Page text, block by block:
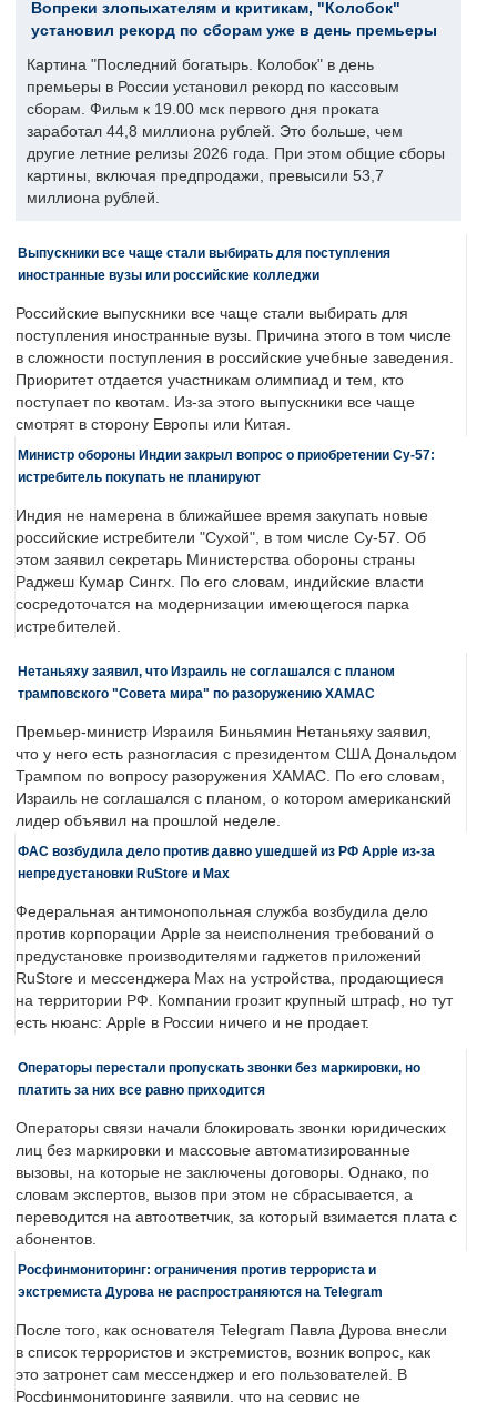
Вопреки злопыхателям и критикам, "Колобок"
установил рекорд по сборам уже в день премьеры
Картина "Последний богатырь. Колобок" в день
премьеры в России установил рекорд по кассовым
сборам. Фильм к 19.00 мск первого дня проката
заработал 44,8 миллиона рублей. Это больше, чем
другие летние релизы 2026 года. При этом общие сборы
картины, включая предпродажи, превысили 53,7
миллиона рублей.
Выпускники все чаще стали выбирать для поступления
иностранные вузы или российские колледжи
Российские выпускники все чаще стали выбирать для
поступления иностранные вузы. Причина этого в том числе
в сложности поступления в российские учебные заведения.
Приоритет отдается участникам олимпиад и тем, кто
поступает по квотам. Из-за этого выпускники все чаще
смотрят в сторону Европы или Китая.
Министр обороны Индии закрыл вопрос о приобретении Су-57:
истребитель покупать не планируют
Индия не намерена в ближайшее время закупать новые
российские истребители "Сухой", в том числе Су-57. Об
этом заявил секретарь Министерства обороны страны
Раджеш Кумар Сингх. По его словам, индийские власти
сосредоточатся на модернизации имеющегося парка
истребителей.
Нетаньяху заявил, что Израиль не соглашался с планом
трамповского "Совета мира" по разоружению ХАМАС
Премьер-министр Израиля Биньямин Нетаньяху заявил,
что у него есть разногласия с президентом США Дональдом
Трампом по вопросу разоружения ХАМАС. По его словам,
Израиль не соглашался с планом, о котором американский
лидер объявил на прошлой неделе.
ФАС возбудила дело против давно ушедшей из РФ Apple из-за
непредустановки RuStore и Max
Федеральная антимонопольная служба возбудила дело
против корпорации Apple за неисполнения требований о
предустановке производителями гаджетов приложений
RuStore и мессенджера Max на устройства, продающиеся
на территории РФ. Компании грозит крупный штраф, но тут
есть нюанс: Apple в России ничего и не продает.
Операторы перестали пропускать звонки без маркировки, но
платить за них все равно приходится
Операторы связи начали блокировать звонки юридических
лиц без маркировки и массовые автоматизированные
вызовы, на которые не заключены договоры. Однако, по
словам экспертов, вызов при этом не сбрасывается, а
переводится на автоответчик, за который взимается плата с
абонентов.
Росфинмониторинг: ограничения против террориста и
экстремиста Дурова не распространяются на Telegram
После того, как основателя Telegram Павла Дурова внесли
в список террористов и экстремистов, возник вопрос, как
это затронет сам мессенджер и его пользователей. В
Росфинмониторинге заявили, что на сервис не